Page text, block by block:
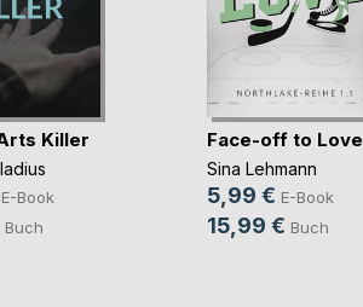
Killer
E-Book
Buch
Face-off to Love
Sina Lehmann
5,99 € E-Book
15,99 € Buch